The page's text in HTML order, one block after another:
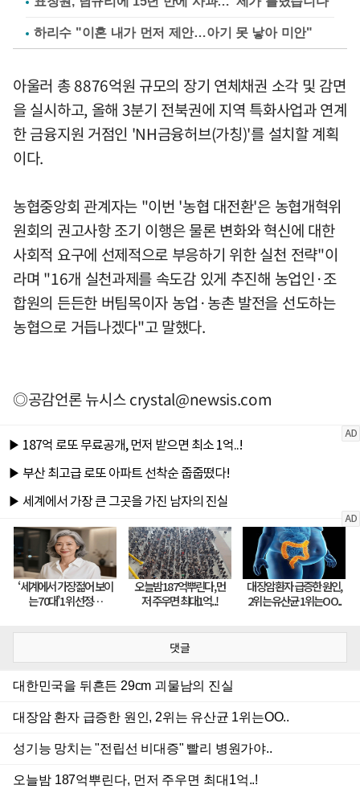
하리수 "이혼 내가 먼저 제안…아기 못 낳아 미안"
아울러 총 8876억원 규모의 장기 연체채권 소각 및 감면
을 실시하고, 올해 3분기 전북권에 지역 특화사업과 연계
한 금융지원 거점인 'NH금융허브(가칭)'를 설치할 계획
이다.
농협중앙회 관계자는 "이번 '농협 대전환'은 농협개혁위
원회의 권고사항 조기 이행은 물론 변화와 혁신에 대한
사회적 요구에 선제적으로 부응하기 위한 실천 전략"이
라며 "16개 실천과제를 속도감 있게 추진해 농업인·조
합원의 든든한 버팀목이자 농업·농촌 발전을 선도하는
농협으로 거듭나겠다"고 말했다.
◎공감언론 뉴시스crystal@newsis.com
댓글